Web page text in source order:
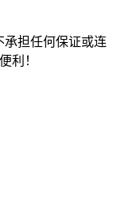
承担任何保证或连
利！